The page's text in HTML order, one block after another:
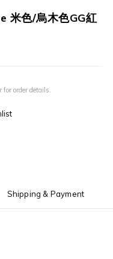
米色/烏木色GG紅
for order details.
Shipping & Payment